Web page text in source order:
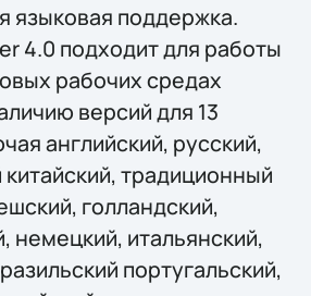
языковая поддержка.
4.0 подходит для работы
рабочих средах
версий для 13
английский, русский,
традиционный
голландский,
немецкий, итальянский,
португальский,